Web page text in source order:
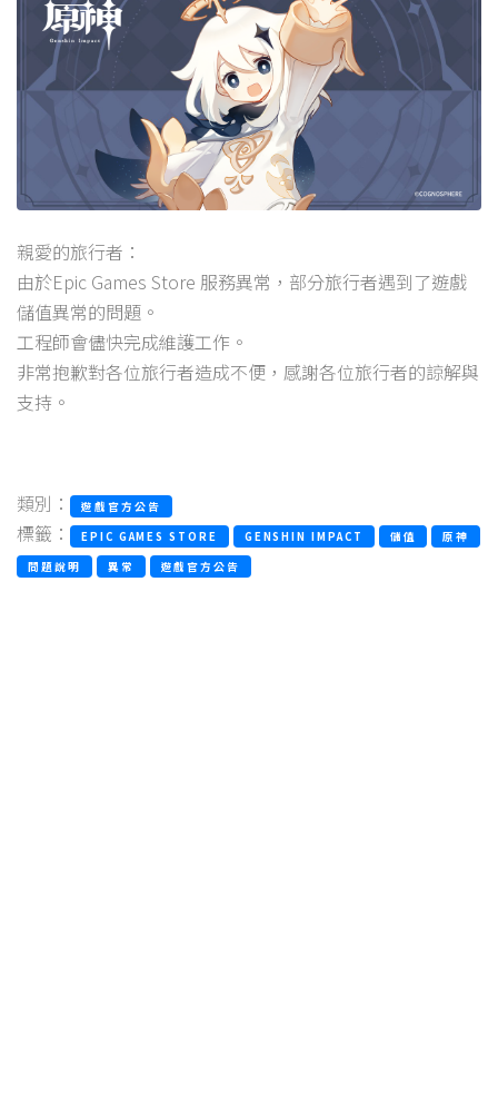
親愛的旅行者：
由於Epic Games Store 服務異常，部分旅行者遇到了遊戲
儲值異常的問題。
工程師會儘快完成維護工作。
非常抱歉對各位旅行者造成不便，感謝各位旅行者的諒解與
支持。
類別： 遊戲官方公告
標籤： EPIC GAMES STORE GENSHIN IMPACT 儲值
原神
問題說明
異常 遊戲官方公告